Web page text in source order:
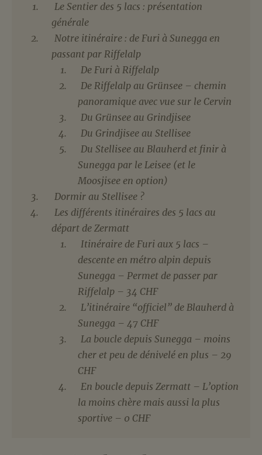
Le Sentier des 5 lacs : présentation
générale
Notre itinéraire : de Furi à Sunegga en
passant par Riffelalp
De Furi à Riffelalp
De Riffelalp au Grünsee – chemin
panoramique avec vue sur le Cervin
Du Grünsee au Grindjisee
Du Grindjisee au Stellisee
Du Stellisee au Blauherd et finir à
Sunegga par le Leisee (et le
Moosjisee en option)
Dormir au Stellisee ?
Les différents itinéraires des 5 lacs au
départ de Zermatt
Itinéraire de Furi aux 5 lacs –
descente en métro alpin depuis
Sunegga – Permet de passer par
Riffelalp – 34 CHF
L’itinéraire “officiel” de Blauherd à
Sunegga – 47 CHF
La boucle depuis Sunegga – moins
cher et peu de dénivelé en plus – 29
CHF
En boucle depuis Zermatt – L’option
la moins chère mais aussi la plus
sportive – 0 CHF